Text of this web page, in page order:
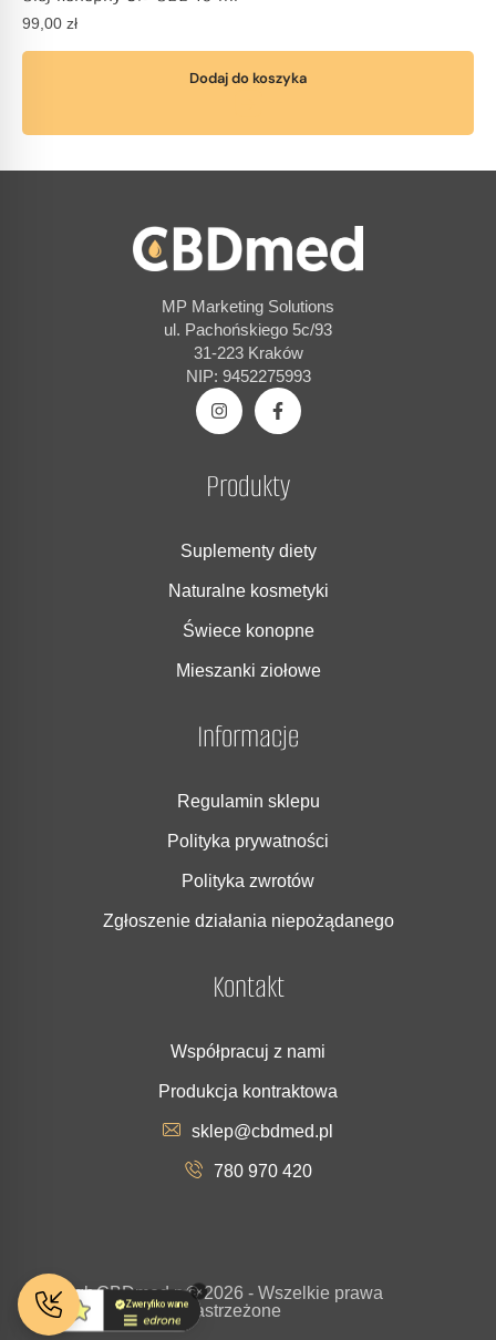
99,00 zł
Dodaj do koszyka
MP Marketing Solutions
ul. Pachońskiego 5c/93
31-223 Kraków
NIP: 9452275993
Produkty
Suplementy diety
Naturalne kosmetyki
Świece konopne
Mieszanki ziołowe
Informacje
Regulamin sklepu
Polityka prywatności
Polityka zwrotów
Zgłoszenie działania niepożądanego
Kontakt
Współpracuj z nami
Produkcja kontraktowa
sklep@cbdmed.pl
780 970 420
CopyrighCBDmed.p© 2026 - Wszelkie prawa
zastrzeżone